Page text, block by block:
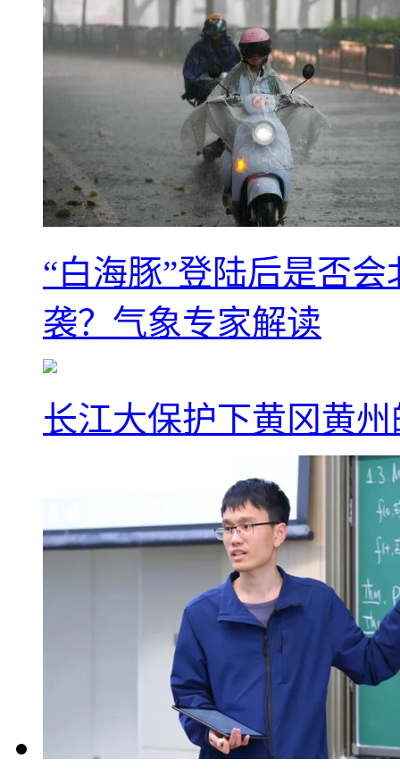
“白海豚”登陆后是否
袭？气象专家解读
长江大保护下黄冈黄